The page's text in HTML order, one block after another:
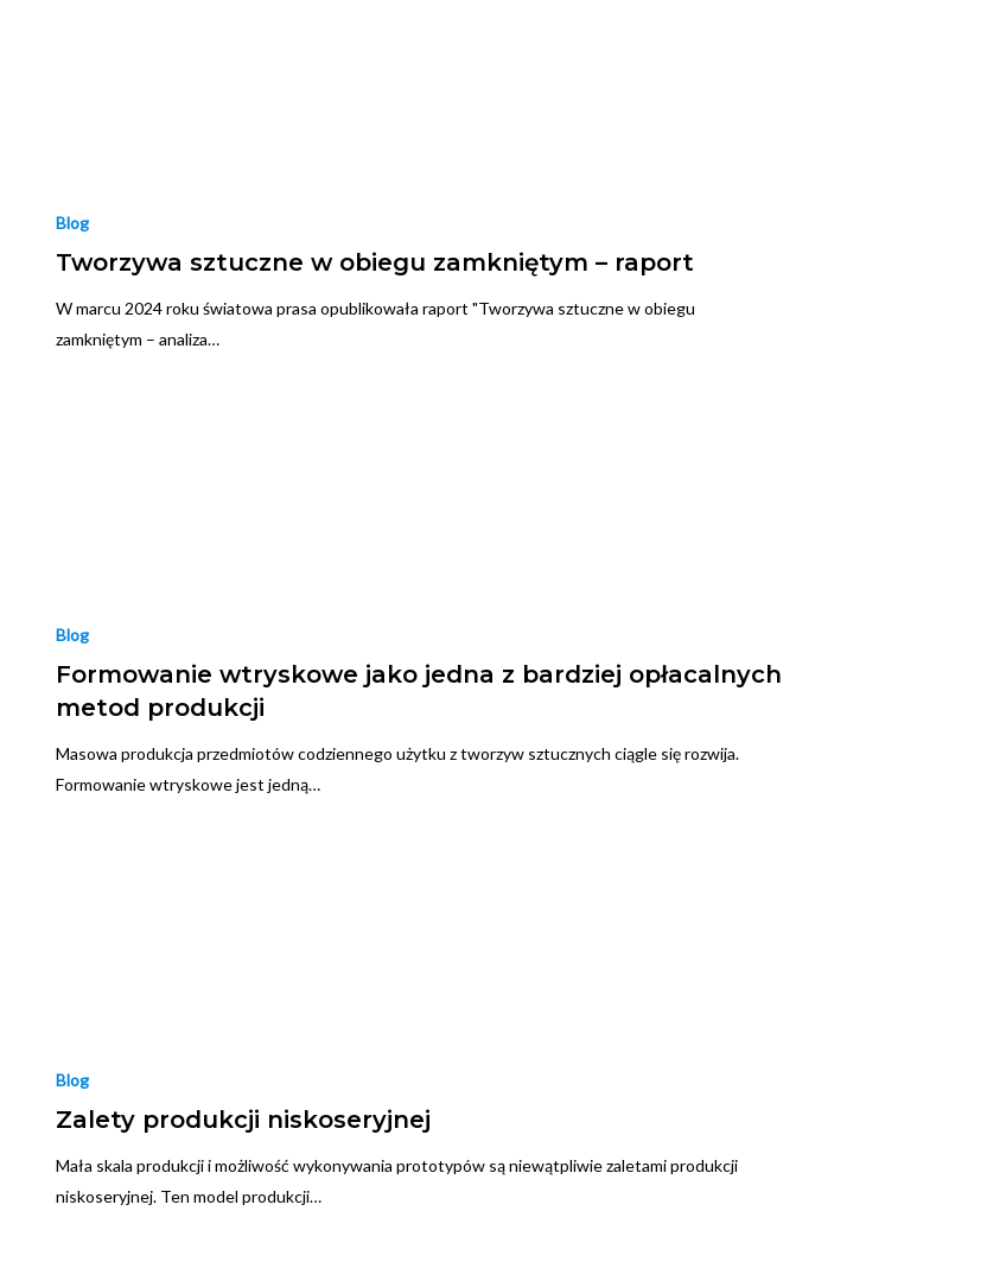
Blog
Tworzywa sztuczne w obiegu zamkniętym – raport
W marcu 2024 roku światowa prasa opublikowała raport "Tworzywa sztuczne w obiegu
zamkniętym – analiza…
Blog
Formowanie wtryskowe jako jedna z bardziej opłacalnych
metod produkcji
Masowa produkcja przedmiotów codziennego użytku z tworzyw sztucznych ciągle się rozwija.
Formowanie wtryskowe jest jedną…
Blog
Zalety produkcji niskoseryjnej
Mała skala produkcji i możliwość wykonywania prototypów są niewątpliwie zaletami produkcji
niskoseryjnej. Ten model produkcji…